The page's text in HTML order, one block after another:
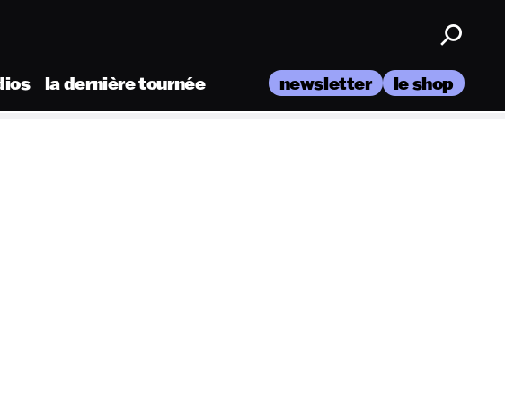
la dernière tournée newsletter le shop